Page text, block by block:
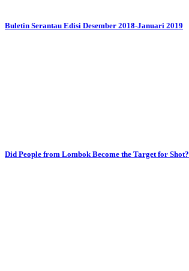
Buletin Serantau Edisi Desember 2018-Januari 2019
Did People from Lombok Become the Target for Shot?